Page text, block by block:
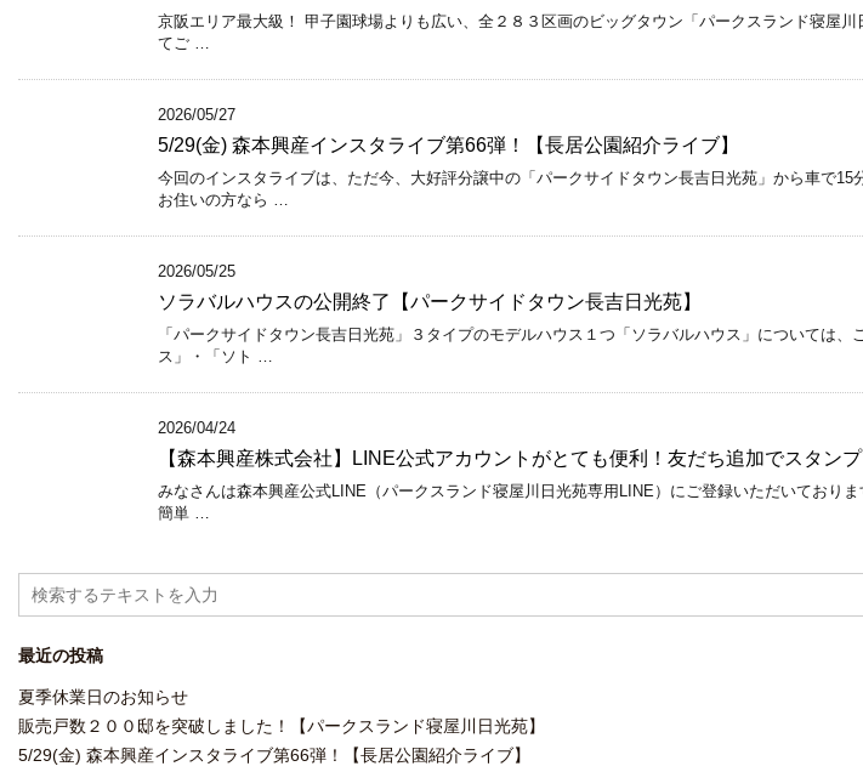
京阪エリア最大級！ 甲子園球場よりも広い、全２８３区画のビッグタウン「パークスランド寝屋
てご …
2026/05/27
5/29(金) 森本興産インスタライブ第66弾！【長居公園紹介ライブ】
今回のインスタライブは、ただ今、大好評分譲中の「パークサイドタウン長吉日光苑」から車で
お住いの方なら …
2026/05/25
ソラバルハウスの公開終了【パークサイドタウン長吉日光苑】
「パークサイドタウン長吉日光苑」３タイプのモデルハウス１つ「ソラバルハウス」については
ス」・「ソト …
2026/04/24
【森本興産株式会社】LINE公式アカウントがとても便利！友だち追加でスタン
みなさんは森本興産公式LINE（パークスランド寝屋川日光苑専用LINE）にご登録いただいてお
簡単 …
最近の投稿
夏季休業日のお知らせ
販売戸数２００邸を突破しました！【パークスランド寝屋川日光苑】
5/29(金) 森本興産インスタライブ第66弾！【長居公園紹介ライブ】